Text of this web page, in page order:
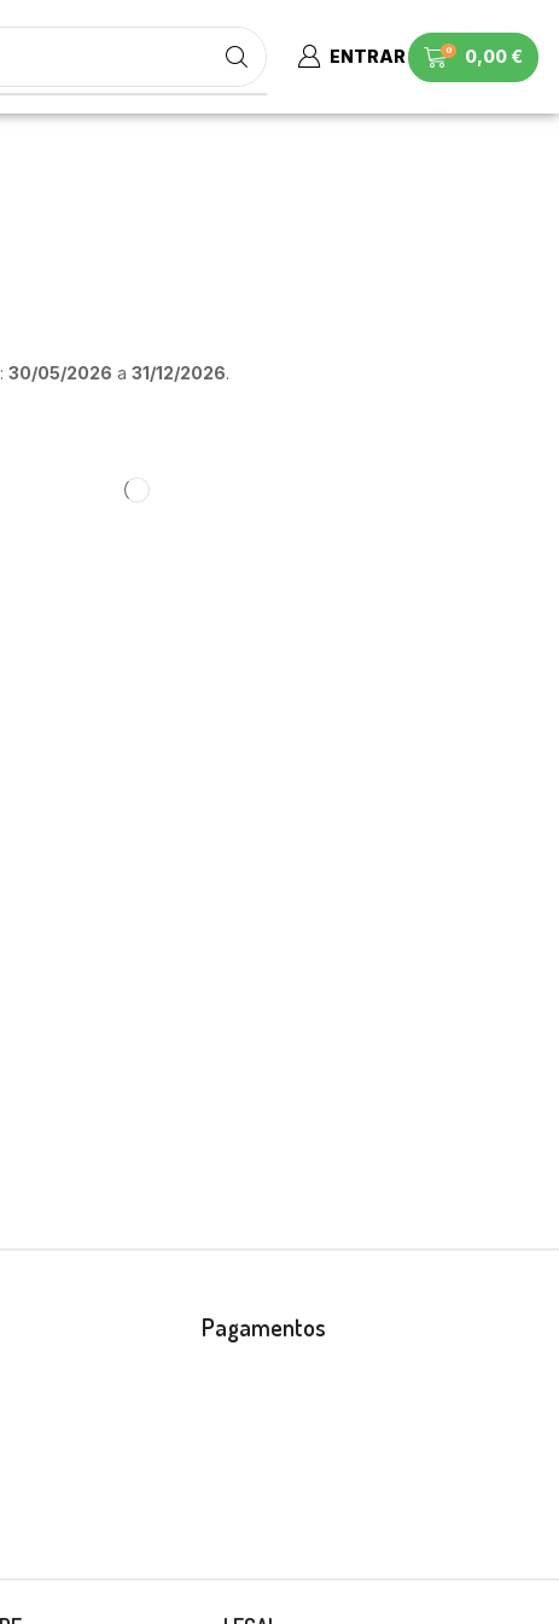
ENTRAR 0 0,00 €
30/05/2026 a 31/12/2026.
Pagamentos